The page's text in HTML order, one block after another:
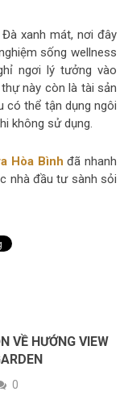
xanh mát, nơi đây
sống wellness
ngơi lý tưởng vào
này còn là tài sản
có thể tận dụng ngôi
không sử dụng.
Hòa Bình đã nhanh
nhà đầu tư sành sỏi
VỀ HƯỚNG VIEW
0